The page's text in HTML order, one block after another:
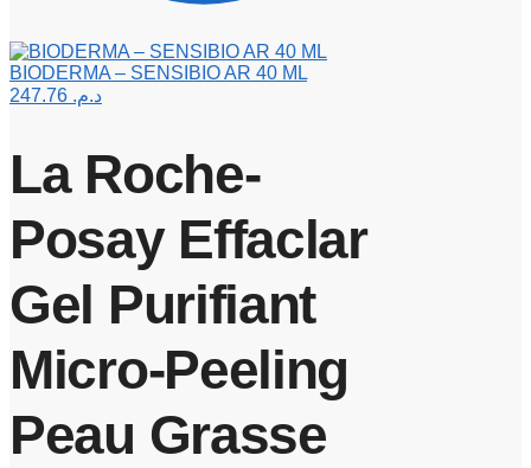
BIODERMA – SENSIBIO AR 40 ML
د.م.
La Roche-
Posay Effaclar
Gel Purifiant
Micro-Peeling
Peau Grasse